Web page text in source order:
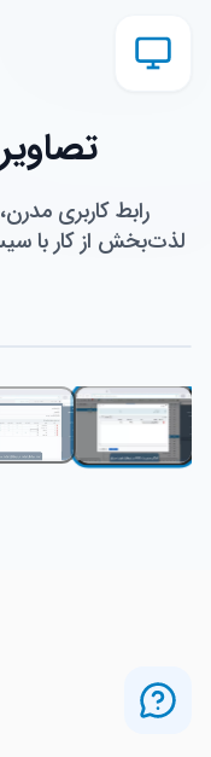
رابط کاربری
لذت‌بخش از کار با